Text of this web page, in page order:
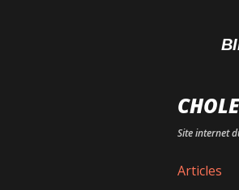
Site internet
Articles